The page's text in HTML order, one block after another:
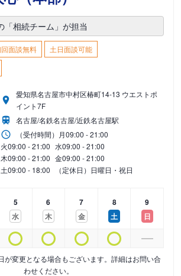
「相続チーム」が担当
面談無料
土日面談可能
愛知県名古屋市中村区椿町14-13 ウエストポ
イント7F
名古屋/名鉄名古屋/近鉄名古屋駅
（受付時間） 月09:00 - 21:00
火09:00 - 21:00 水09:00 - 21:00
木09:00 - 21:00 金09:00 - 21:00
土09:00 - 18:00 （定休日）日曜日・祝日
5
水
6
木
7
金
8
土
9
日
が変更となる場合もございます。詳細はお問い合
わせください。